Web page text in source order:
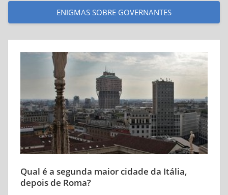
ENIGMAS SOBRE GOVERNANTES
Qual é a segunda maior cidade da Itália,
depois de Roma?